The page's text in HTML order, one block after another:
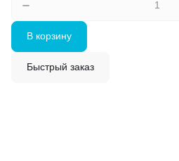
В корзину
Быстрый заказ